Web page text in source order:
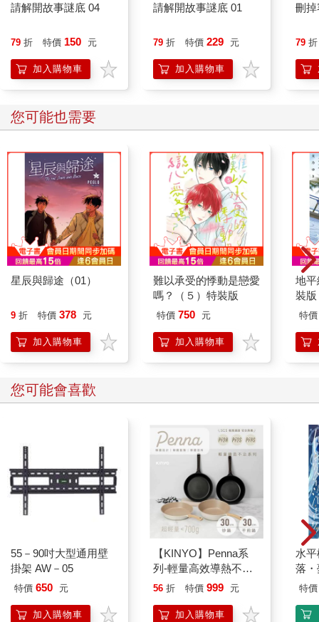
請解開故事謎底 04
79 折 特價 150 元
加入購物車
請解開故事謎底 01
79 折 特價 229 元
加入購物車
刪
79 折
您可能也需要
星辰與歸途（01）
9 折 特價 378 元
加入購物車
難以承受的悸動是戀愛
嗎？（５）特裝版
特價 750 元
加入購物車
地
裝版
特價
您可能會喜歡
55－90吋大型通用壁
掛架 AW－05
特價 650 元
加入購物車
【KINYO】Penna系
列-輕量高效導熱不沾
平煎鍋30cm
56 折 特價 999 元
加入購物車
水
落
特價